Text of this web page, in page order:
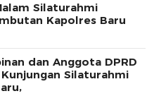
Silaturahmi
Kapolres Baru
dan Anggota DPRD
Silaturahmi